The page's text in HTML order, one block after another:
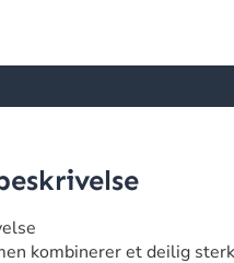
kombinerer et deilig